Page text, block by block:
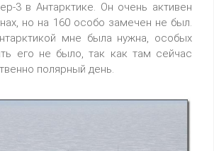
3 в Антарктике. Он очень активен
но на 160 особо замечен не был.
мне была нужна, особых
его не было, так как там сейчас
полярный день.